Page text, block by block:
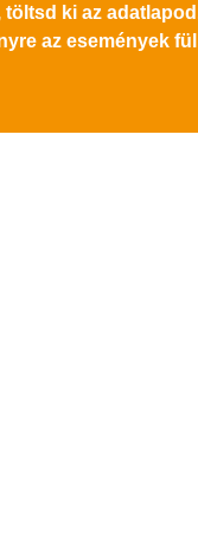
ki az
az események fül